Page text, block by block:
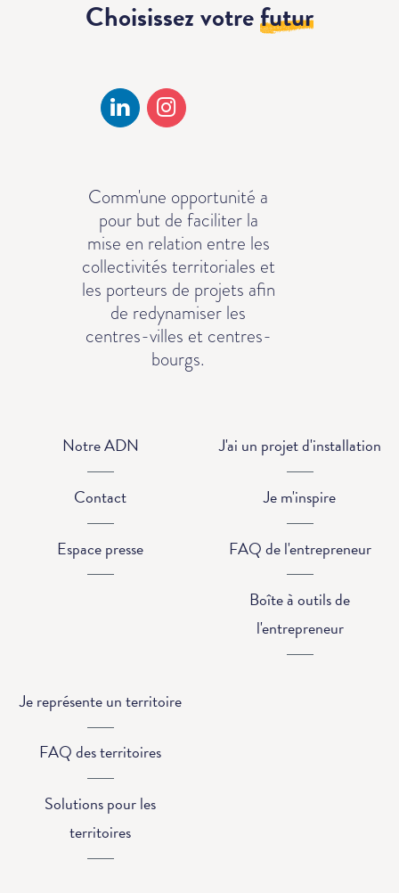
Choisissez votrefutur
Comm'une opportunité a
pour but de faciliter la
mise en relation entre les
collectivités territoriales et
les porteurs de projets afin
de redynamiser les
centres-villes et centres-
bourgs.
Notre ADN
Contact
Espace presse
J'ai un projet d'installation
Je m'inspire
FAQ de l'entrepreneur
Boîte à outils de
l'entrepreneur
Je représente un territoire
FAQ des territoires
Solutions pour les
territoires